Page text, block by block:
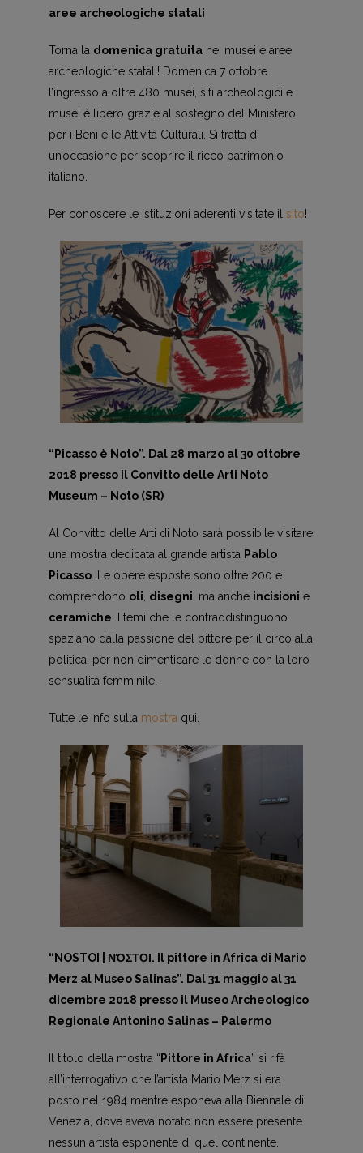
aree archeologiche statali
Torna la domenica gratuitanei musei e aree
archeologiche statali! Domenica 7 ottobre
l’ingresso a oltre 480 musei, siti archeologici e
musei è libero grazie al sostegno del Ministero
per i Beni e le Attività Culturali. Si tratta di
un’occasione per scoprire il ricco patrimonio
italiano.
Per conoscere le istituzioni aderenti visitate il sito!
“Picasso è Noto”. Dal 28 marzo al 30 ottobre
2018 presso il Convitto delle Arti Noto
Museum – Noto (SR)
Al Convitto delle Arti di Noto sarà possibile visitare
una mostra dedicata al grande artista Pablo
Picasso. Le opere esposte sono oltre 200 e
comprendono oli, disegni, ma anche incisioni e
ceramiche. I temi che le contraddistinguono
spaziano dalla passione del pittore per il circo alla
politica, per non dimenticare le donne con la loro
sensualità femminile.
Tutte le info sulla mostraqui.
“NOSTOI | ΝΌΣΤΟΙ. Il pittore in Africa di Mario
Merz al Museo Salinas”. Dal 31 maggio al 31
dicembre 2018 presso il Museo Archeologico
Regionale Antonino Salinas – Palermo
Il titolo della mostra “ Pittore in Africa” si rifà
all’interrogativo che l’artista Mario Merz si era
posto nel 1984 mentre esponeva alla Biennale di
Venezia, dove aveva notato non essere presente
nessun artista esponente di quel continente.